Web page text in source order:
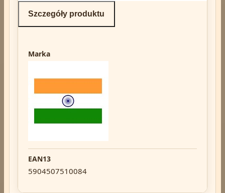
Szczegóły produktu
Marka
EAN13
5904507510084